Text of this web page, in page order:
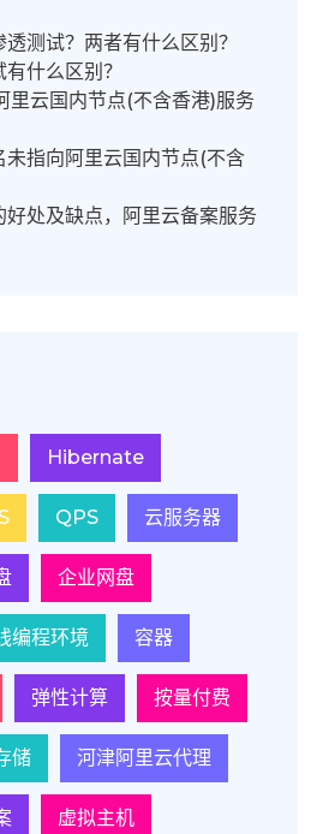
测试？两者有什么区别？
什么区别？
里云国内节点(不含香港)服务
指向阿里云国内节点(不含
好处及缺点，阿里云备案服务
Hibernate
QPS 云服务器
企业网盘
编程环境 容器
弹性计算 按量付费
储 河津阿里云代理
虚拟主机